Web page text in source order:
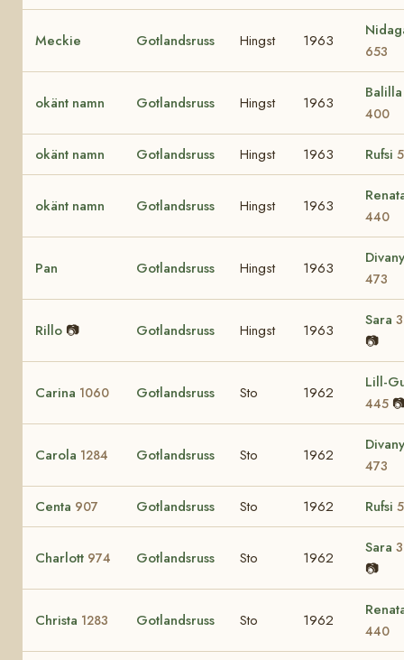
Meckie Gotlandsruss Hingst 1963
653
okänt namn Gotlandsruss Hingst 1963
400
okänt namn Gotlandsruss Hingst 1963 Rufsi
okänt namn Gotlandsruss Hingst 1963
440
Pan Gotlandsruss Hingst 1963
Divany
473
Rillo 📷 Gotlandsruss Hingst 1963
Sara
📷
Carina 1060 Gotlandsruss Sto 1962
Lill-
445
Carola 1284 Gotlandsruss Sto 1962
Divany
473
Centa 907 Gotlandsruss Sto 1962 Rufsi
Charlott 974 Gotlandsruss Sto 1962
Sara
📷
Christa 1283 Gotlandsruss Sto 1962
440